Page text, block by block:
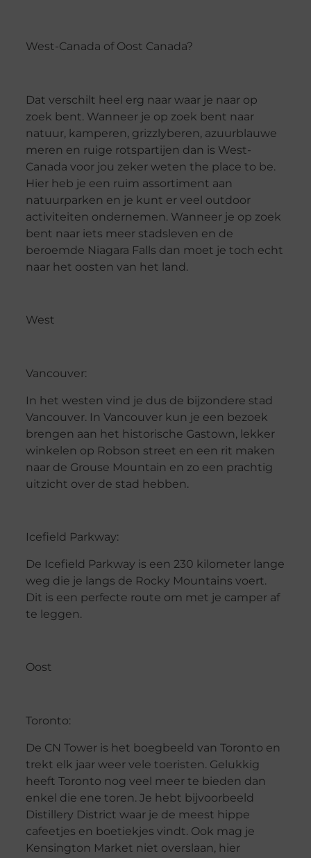
West-Canada of Oost Canada?
Dat verschilt heel erg naar waar je naar op
zoek bent. Wanneer je op zoek bent naar
natuur, kamperen, grizzlyberen, azuurblauwe
meren en ruige rotspartijen dan is West-
Canada voor jou zeker weten the place to be.
Hier heb je een ruim assortiment aan
natuurparken en je kunt er veel outdoor
activiteiten ondernemen. Wanneer je op zoek
bent naar iets meer stadsleven en de
beroemde Niagara Falls dan moet je toch echt
naar het oosten van het land.
West
Vancouver:
In het westen vind je dus de bijzondere stad
Vancouver. In Vancouver kun je een bezoek
brengen aan het historische Gastown, lekker
winkelen op Robson street en een rit maken
naar de Grouse Mountain en zo een prachtig
uitzicht over de stad hebben.
Icefield Parkway:
De Icefield Parkway is een 230 kilometer lange
weg die je langs de Rocky Mountains voert.
Dit is een perfecte route om met je camper af
te leggen.
Oost
Toronto:
De CN Tower is het boegbeeld van Toronto en
trekt elk jaar weer vele toeristen. Gelukkig
heeft Toronto nog veel meer te bieden dan
enkel die ene toren. Je hebt bijvoorbeeld
Distillery District waar je de meest hippe
cafeetjes en boetiekjes vindt. Ook mag je
Kensington Market niet overslaan, hier